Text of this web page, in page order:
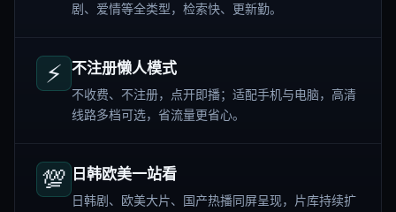
剧、爱情等全类型，检索快、更新勤。
⚡ 不注册懒人模式
不收费、不注册，点开即播；适配手机与电脑，高清
线路多档可选，省流量更省心。
💯 日韩欧美一站看
日韩剧、欧美大片、国产热播同屏呈现，片库持续扩